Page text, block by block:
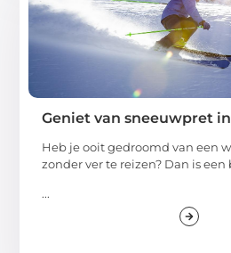
Geniet van sneeuwpret
Heb je ooit gedroomd van een
zonder ver te reizen? Dan is een
...